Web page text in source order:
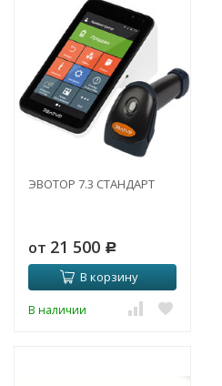
ЭВОТОР 7.3 СТАНДАРТ
от 21 500 Р
В корзину
В наличии